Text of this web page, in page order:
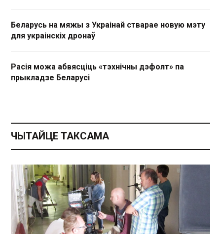
Беларусь на мяжы з Украінай стварае новую мэту
для украінскіх дронаў
Расія можа абвясціць «тэхнічны дэфолт» па
прыкладзе Беларусі
ЧЫТАЙЦЕ ТАКСАМА